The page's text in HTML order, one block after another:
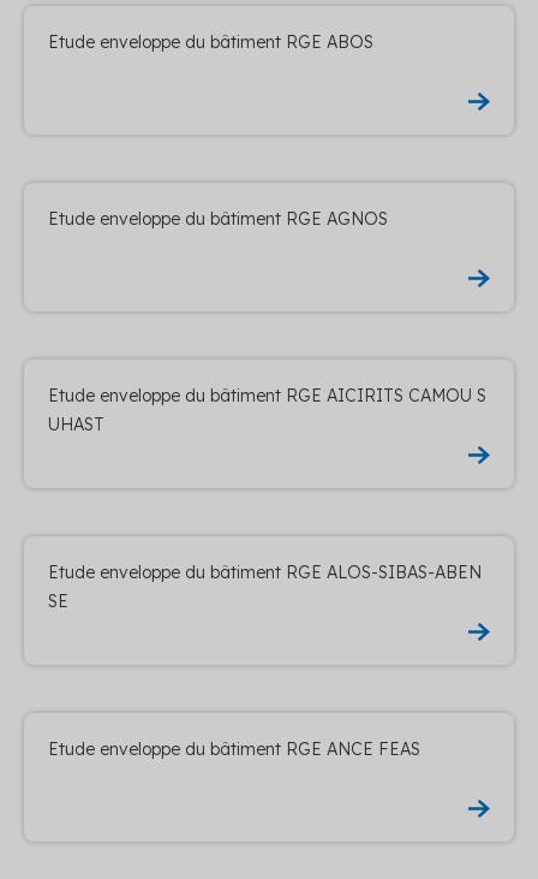
Etude enveloppe du bâtiment RGE ABOS
Etude enveloppe du bâtiment RGE AGNOS
Etude enveloppe du bâtiment RGE AICIRITS CAMOU S
UHAST
Etude enveloppe du bâtiment RGE ALOS-SIBAS-ABEN
SE
Etude enveloppe du bâtiment RGE ANCE FEAS